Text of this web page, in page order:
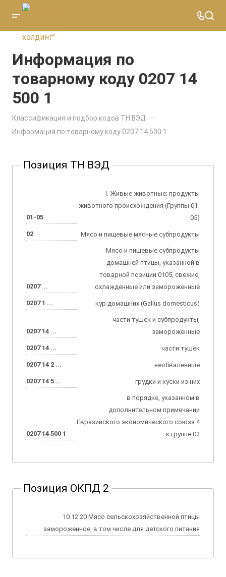
Информация по
товарному коду 0207 14
500 1
Классификация и подбор кодов ТН ВЭД —
Информация по товарному коду 0207 14 500 1
Позиция ТН ВЭД
01-05
I. Живые животные; продукты
животного происхождения (Группы 01-
05)
02 Мясо и пищевые мясные субпродукты
0207 ...
Мясо и пищевые субпродукты
домашней птицы, указанной в
товарной позиции 0105, свежие,
охлажденные или замороженные
0207 1 ... кур домашних (Gallus domesticus)
0207 14 ...
части тушек и субпродукты,
замороженные
0207 14 ... части тушек
0207 14 2 ... необваленные
0207 14 5 ... грудки и куски из них
0207 14 500 1
в порядке, указанном в
дополнительном примечании
Евразийского экономического союза 4
к группе 02
Позиция ОКПД 2
10.12.20 Мясо сельскохозяйственной птицы
замороженное, в том числе для детского питания